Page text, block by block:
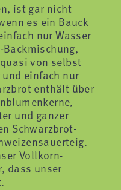
ist gar nicht
es ein Bauck
nur Wasser
Backmischung,
von selbst
einfach nur
enthält über
und ganzer
Schwarzbrot-
Vollkorn-
dass unser